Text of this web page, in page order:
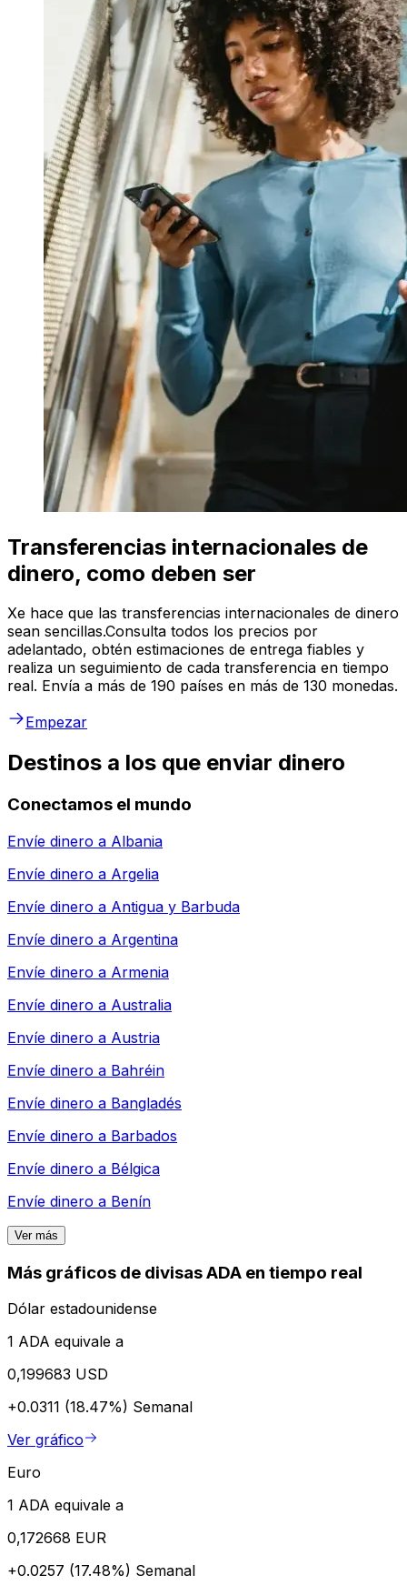
Transferencias internacionales de
dinero, como deben ser
Xe hace que las transferencias internacionales de dinero
sean sencillas.Consulta todos los precios por
adelantado, obtén estimaciones de entrega fiables y
realiza un seguimiento de cada transferencia en tiempo
real. Envía a más de 190 países en más de 130 monedas.
Empezar
Destinos a los que enviar dinero
Conectamos el mundo
Envíe dinero a Albania
Envíe dinero a Argelia
Envíe dinero a Antigua y Barbuda
Envíe dinero a Argentina
Envíe dinero a Armenia
Envíe dinero a Australia
Envíe dinero a Austria
Envíe dinero a Bahréin
Envíe dinero a Bangladés
Envíe dinero a Barbados
Envíe dinero a Bélgica
Envíe dinero a Benín
Ver más
Más gráficos de divisas ADA en tiempo real
Dólar estadounidense
1 ADA equivale a
0,199683 USD
+0.0311 (18.47%) Semanal
Ver gráfico
Euro
1 ADA equivale a
0,172668 EUR
+0.0257 (17.48%) Semanal